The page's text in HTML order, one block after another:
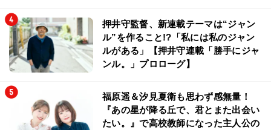
押井守監督、新連載テーマは“ジャン
ル”を作ること!?「私には私のジャン
ルがある」【押井守連載「勝手にジャ
ンル。」プロローグ】
福原遥＆汐見夏衛も思わず感無量！
『あの星が降る丘で、君とまた出会い
たい。』で高校教師になった主人公の